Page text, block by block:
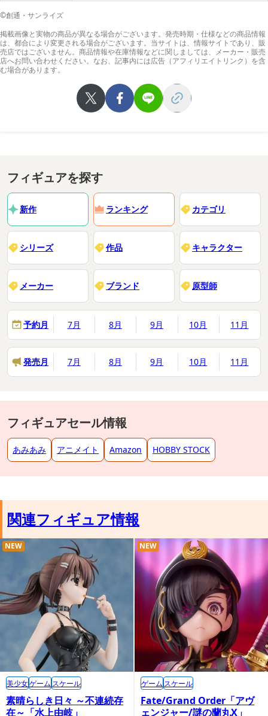
©創通・サンライズ
掲載画像と実物の商品が異なる場合がございます。発売時期・仕様などの商品情報
は、都合により変更される場合がございます。当サイトは、情報サイトであり、販
売店ではございません。商品情報や在庫情報などに関しましては、メーカー・販売
店へお問い合わせください。なお、記事内には広告（アフィリエイトリンク）を含
む場合があります。
フィギュアを探す
新作 ランキング カテゴリ
シリーズ 作品 キャラクター
メーカー ブランド 原型師
予約月 7月 8月 9月 10月 11月
発売月 7月 8月 9月 10月 11月
フィギュアセール情報
あみあみ アニメイト Amazon HOBBY STOCK
関連フィギュア情報
素晴らしき日々 ～不連続存
在～「水上由岐」
NEW
美少女ゲーム スケール
Fate/Grand Order「アヴ
ェンジャー/謎の蘭丸X」
NEW
ゲーム スケール